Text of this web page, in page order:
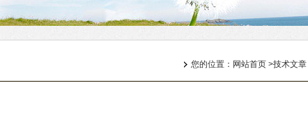
您的位置： 网站首页 >技术文章